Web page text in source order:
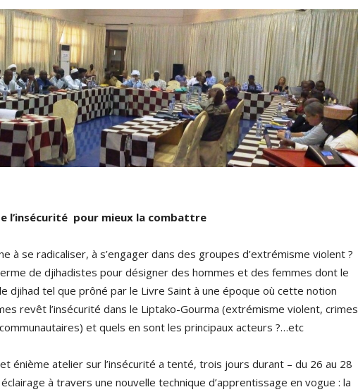
l’insécurité pour mieux la combattre
à se radicaliser, à s’engager dans des groupes d’extrémisme violent ?
de djihadistes pour désigner des hommes et des femmes dont le
djihad tel que prôné par le Livre Saint à une époque où cette notion
revêt l’insécurité dans le Liptako-Gourma (extrémisme violent, crimes
et quels en sont les principaux acteurs ?…etc
énième atelier sur l’insécurité a tenté, trois jours durant – du 26 au 28
à travers une nouvelle technique d’apprentissage en vogue : la